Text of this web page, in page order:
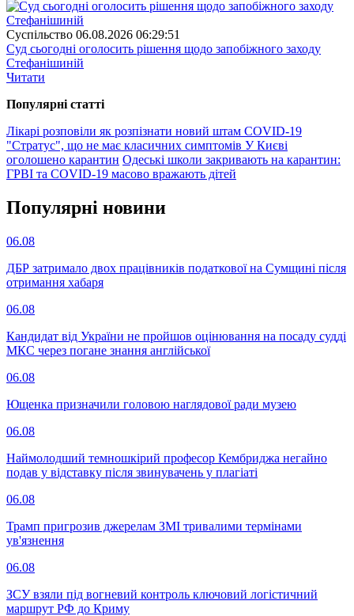
Суспiльство 06.08.2026 06:29:51
Суд сьогодні оголосить рішення щодо запобіжного заходу
Стефанішиній
Читати
Популярнi статтi
Лікарі розповіли як розпізнати новий штам COVID-19
"Стратус", що не має класичних симптомів У Києві
оголошено карантин Одеські школи закривають на карантин:
ГРВІ та COVID-19 масово вражають дітей
Популярнi новини
06.08
ДБР затримало двох працівників податкової на Сумщині після
отримання хабаря
06.08
Кандидат від України не пройшов оцінювання на посаду судді
МКС через погане знання англійської
06.08
Ющенка призначили головою наглядової ради музею
06.08
Наймолодший темношкірий професор Кембриджа негайно
подав у відставку після звинувачень у плагіаті
06.08
Трамп пригрозив джерелам ЗМІ тривалими термінами
ув'язнення
06.08
ЗСУ взяли під вогневий контроль ключовий логістичний
маршрут РФ до Криму